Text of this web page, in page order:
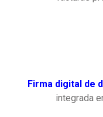
Firma digital de
integrada